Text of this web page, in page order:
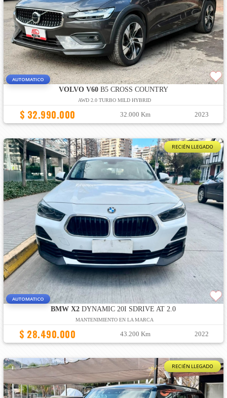
AUTOMATICO
VOLVO V60B5 CROSS COUNTRY
AWD 2.0 TURBO MILD HYBRID
$ 32.990.000 32.000 Km 2023
RECIÉN LLEGADO
AUTOMATICO
BMW X2 DYNAMIC 20I SDRIVE AT 2.0
MANTENIMIENTO EN LA MARCA
$ 28.490.000 43.200 Km 2022
RECIÉN LLEGADO